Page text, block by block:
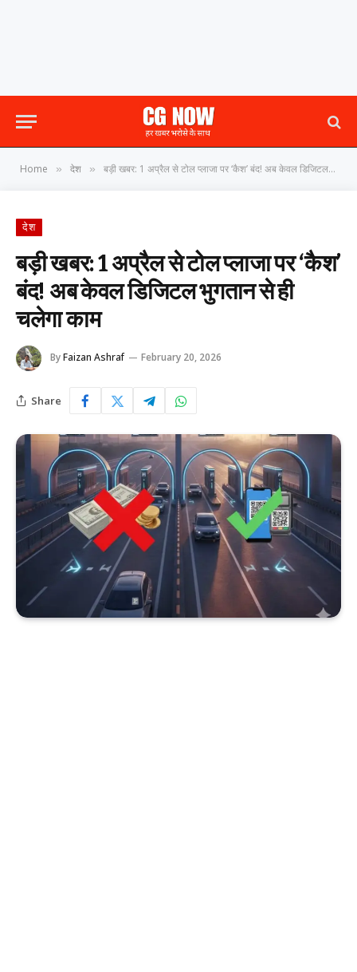
Home » देश » बड़ी खबर: 1 अप्रैल से टोल प्लाजा पर ‘कैश’ बंद! अब केवल डिजिटल भुगतान से ही चलेगा काम
देश
बड़ी खबर: 1 अप्रैल से टोल प्लाजा पर ‘कैश’
बंद! अब केवल डिजिटल भुगतान से ही
चलेगा काम
ByFaizan Ashraf February 20, 2026
Share